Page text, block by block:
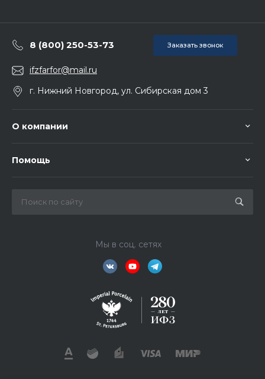
8 (800) 250-53-73 Заказать звонок
ifzfarfor@mail.ru
г. Нижний Новгород, ул. Сибирская дом 3
О компании
Помощь
Мы в соц. сетях